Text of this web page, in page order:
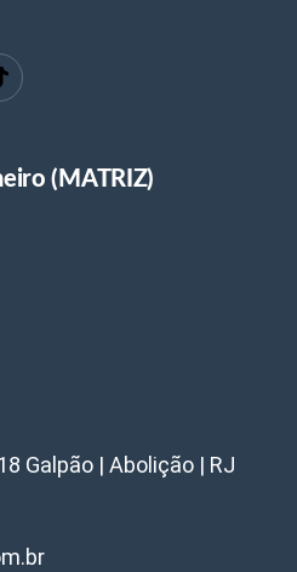
(MATRIZ)
Galpão | Abolição | RJ